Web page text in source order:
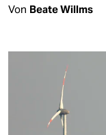
Von Beate Willms